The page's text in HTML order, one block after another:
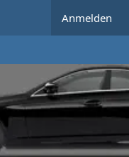
Anmelden